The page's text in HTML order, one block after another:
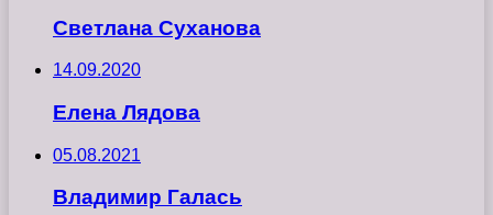
Светлана Суханова
14.09.2020
Елена Лядова
05.08.2021
Владимир Галась